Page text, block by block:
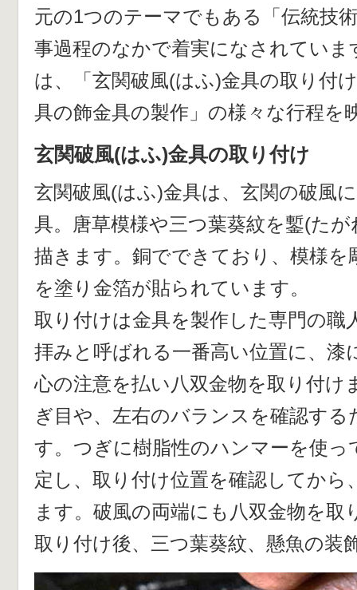
元の1つのテーマでもある「伝統技
事過程のなかで着実になされていま
は、「玄関破風(はふ)金具の取り付
具の飾金具の製作」の様々な行程を
玄関破風(はふ)金具の取り付け
玄関破風(はふ)金具は、玄関の破風
具。唐草模様や三つ葉葵紋を鏨(た
描きます。銅でできており、模様を
を塗り金箔が貼られています。
取り付けは金具を製作した専門の職
拝みと呼ばれる一番高い位置に、漆
心の注意を払い八双金物を取り付け
ぎ目や、左右のバランスを確認する
す。つぎに樹脂性のハンマーを使っ
定し、取り付け位置を確認してから
ます。破風の両端にも八双金物を取
取り付け後、三つ葉葵紋、懸魚の装